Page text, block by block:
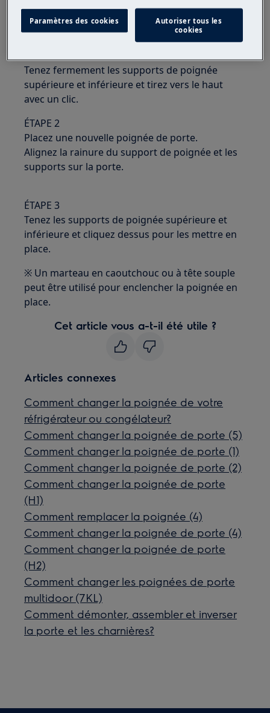
Changer les poignées de porte de congélateur
et de réfrigérateur.
Tenez fermement les supports de poignée
supérieure et inférieure et tirez vers le haut
avec un clic.
ÉTAPE 2
Placez une nouvelle poignée de porte.
Alignez la rainure du support de poignée et les
supports sur la porte.
ÉTAPE 3
Tenez les supports de poignée supérieure et
inférieure et cliquez dessus pour les mettre en
place.
※ Un marteau en caoutchouc ou à tête souple
peut être utilisé pour enclencher la poignée en
place.
Cet article vous a-t-il été utile ?
Articles connexes
Comment changer la poignée de votre
réfrigérateur ou congélateur?
Comment changer la poignée de porte (5)
Comment changer la poignée de porte (1)
Comment changer la poignée de porte (2)
Comment changer la poignée de porte
(H1)
Comment remplacer la poignée (4)
Comment changer la poignée de porte (4)
Comment changer la poignée de porte
(H2)
Comment changer les poignées de porte
multidoor (7KL)
Comment démonter, assembler et inverser
la porte et les charnières?
Paramètres des cookies
Autoriser tous les
cookies